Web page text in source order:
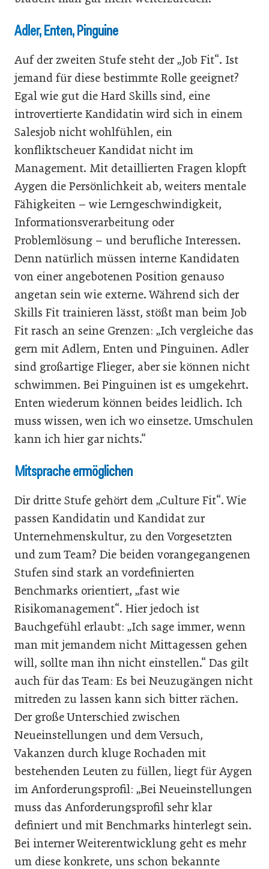
Adler, Enten, Pinguine
Auf der zweiten Stufe steht der „Job Fit“. Ist
jemand für diese bestimmte Rolle geeignet?
Egal wie gut die Hard Skills sind, eine
introvertierte Kandidatin wird sich in einem
Salesjob nicht wohlfühlen, ein
konfliktscheuer Kandidat nicht im
Management. Mit detaillierten Fragen klopft
Aygen die Persönlichkeit ab, weiters mentale
Fähigkeiten – wie Lerngeschwindigkeit,
Informationsverarbeitung oder
Problemlösung – und berufliche Interessen.
Denn natürlich müssen interne Kandidaten
von einer angebotenen Position genauso
angetan sein wie externe. Während sich der
Skills Fit trainieren lässt, stößt man beim Job
Fit rasch an seine Grenzen: „Ich vergleiche das
gern mit Adlern, Enten und Pinguinen. Adler
sind großartige Flieger, aber sie können nicht
schwimmen. Bei Pinguinen ist es umgekehrt.
Enten wiederum können beides leidlich. Ich
muss wissen, wen ich wo einsetze. Umschulen
kann ich hier gar nichts.“
Mitsprache ermöglichen
Dir dritte Stufe gehört dem „Culture Fit“. Wie
passen Kandidatin und Kandidat zur
Unternehmenskultur, zu den Vorgesetzten
und zum Team? Die beiden vorangegangenen
Stufen sind stark an vordefinierten
Benchmarks orientiert, „fast wie
Risikomanagement“. Hier jedoch ist
Bauchgefühl erlaubt: „Ich sage immer, wenn
man mit jemandem nicht Mittagessen gehen
will, sollte man ihn nicht einstellen.“ Das gilt
auch für das Team: Es bei Neuzugängen nicht
mitreden zu lassen kann sich bitter rächen.
Der große Unterschied zwischen
Neueinstellungen und dem Versuch,
Vakanzen durch kluge Rochaden mit
bestehenden Leuten zu füllen, liegt für Aygen
im Anforderungsprofil: „Bei Neueinstellungen
muss das Anforderungsprofil sehr klar
definiert und mit Benchmarks hinterlegt sein.
Bei interner Weiterentwicklung geht es mehr
um diese konkrete, uns schon bekannte